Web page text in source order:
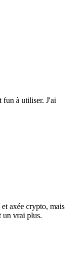
fun à utiliser. J'ai
axée crypto, mais
un vrai plus.